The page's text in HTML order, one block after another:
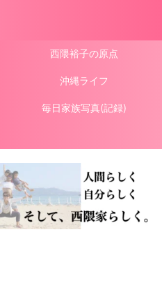
西隈裕子の原点
沖縄ライフ
毎日家族写真(記録)